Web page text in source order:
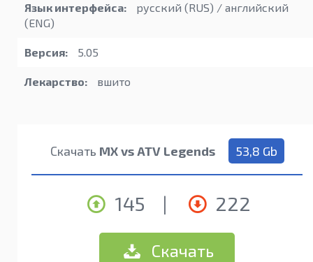
Язык интерфейса:
русский (RUS) / английский
(ENG)
Версия: 5.05
Лекарство: вшито
Скачать MX vs ATV Legends 53,8 Gb
145 | 222
Скачать